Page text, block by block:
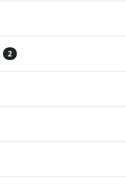
2